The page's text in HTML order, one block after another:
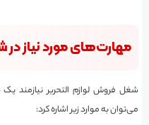
مهارت‌های مورد نیاز در
شغل فروش لوازم التحریر نیازمند
می‌توان به موارد زیر اشاره کرد: